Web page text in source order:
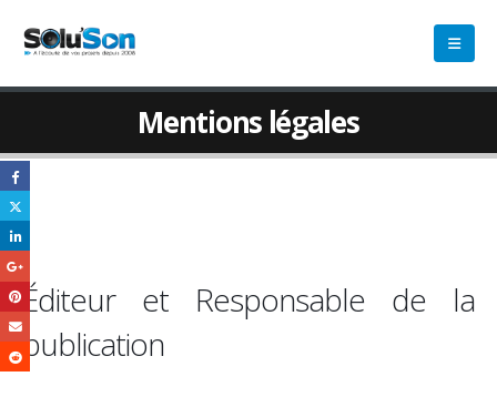
Mentions légales
Éditeur et Responsable de la
publication